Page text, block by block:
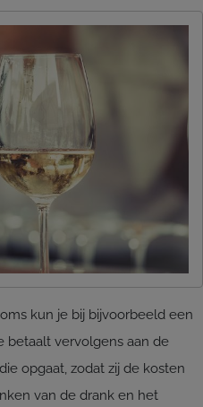
kun je bij bijvoorbeeld een
betaalt vervolgens aan de
opgaat, zodat zij de kosten
van de drank en het